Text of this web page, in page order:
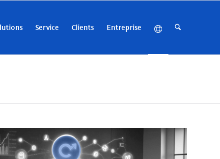
Service Clients Entreprise